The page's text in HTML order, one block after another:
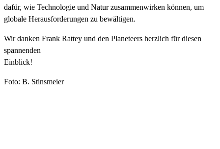
dafür, wie Technologie und Natur zusammenwirken können, um
globale Herausforderungen zu bewältigen.
Wir danken Frank Rattey und den Planeteers herzlich für diesen
spannenden
Einblick!
Foto: B. Stinsmeier